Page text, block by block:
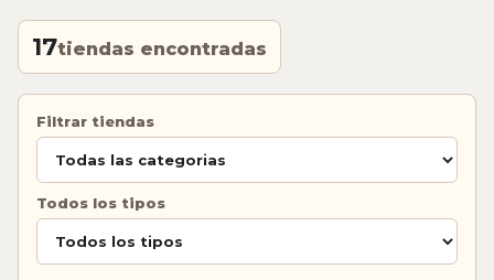
17tiendas encontradas
Filtrar tiendas
Todos los tipos